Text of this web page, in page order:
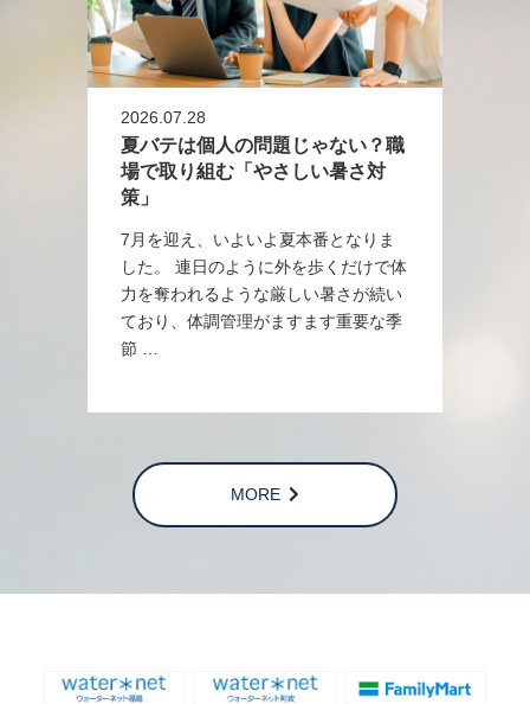
2026.07.28
夏バテは個人の問題じゃない？職
場で取り組む「やさしい暑さ対
策」
7月を迎え、いよいよ夏本番となりま
した。 連日のように外を歩くだけで体
力を奪われるような厳しい暑さが続い
ており、体調管理がますます重要な季
節 …
MORE